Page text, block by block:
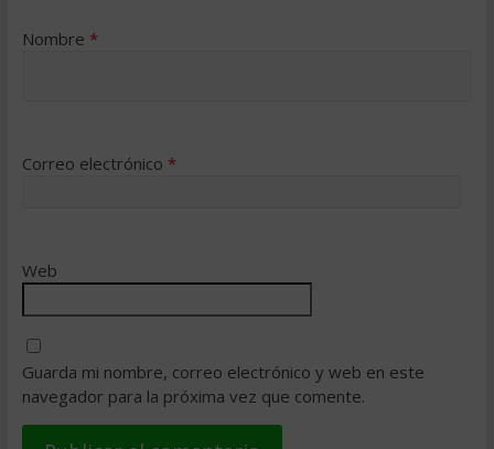
Nombre *
Correo electrónico *
Web
Guarda mi nombre, correo electrónico y web en este
navegador para la próxima vez que comente.